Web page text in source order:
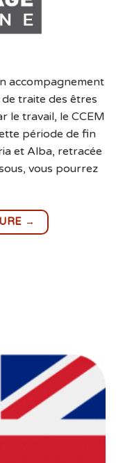
accompagnement
traite des êtres
le travail, le CCEM
période de fin
et Alba, retracée
vous pourrez
→